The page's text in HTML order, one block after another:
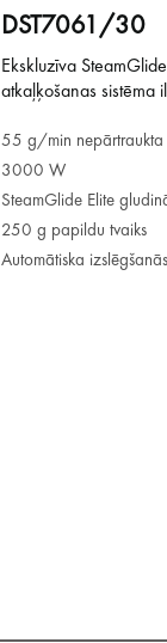
DST7061/30
Ekskluzīva
atkaļķošanas sistēma
55 g/min nepārtraukta
3000 W
SteamGlide Elite
250 g papildu tvaiks
Automātiska izslēgšanās